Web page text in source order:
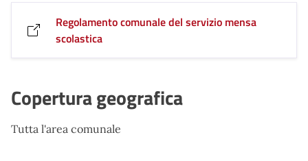
Regolamento comunale del servizio mensa
scolastica
Copertura geografica
Tutta l'area comunale